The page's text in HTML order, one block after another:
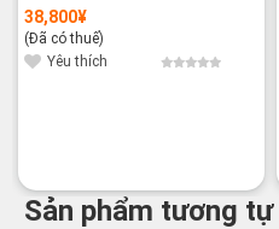
38,800¥
(Đã có thuế)
Yêu thích
Sản phẩm tương tự